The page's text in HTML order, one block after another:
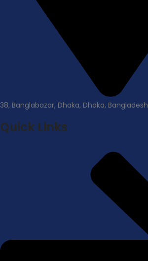
38, Banglabazar, Dhaka, Dhaka, Bangladesh
Quick Links